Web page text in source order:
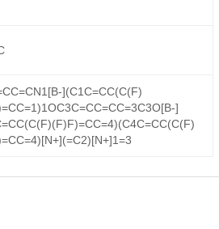
](C1C=CC(C(F)
]